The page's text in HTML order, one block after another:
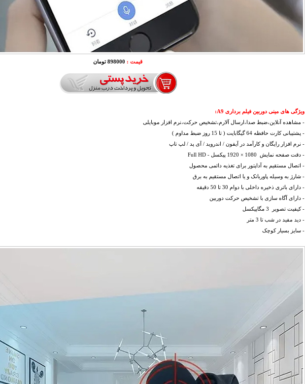
قیمت : 898000 تومان
ویژگی های مینی دوربین فیلم برداری A9
:
- مشاهده آنلاین،ضبط صدا،ارسال آلارم،تشخیص حرکت،نرم افزار موبایلی
- پشتیبانی کارت حافظه 64 گیگابایت ( تا 15 روز ضبط مداوم )
- نرم افزار رایگان و کارآمد در آیفون / اندروید / آی پد / لپ تاپ
- دقت صفحه نمایش 1080 × 1920 پیکسل - Full HD
- اتصال مستقیم به آداپتور برای تغذیه دائمی محصول
- شارژ به وسیله پاوربانک و یا اتصال مستقیم به برق
- دارای باتری ذخیره داخلی با دوام 30 تا 50 دقیقه
- دارای آگاه سازی با تشخیص حرکت دوربین
- کیفیت تصویر 3 مگاپیکسل
- دید مفید در شب تا 3 متر
- سایز بسیار کوچک